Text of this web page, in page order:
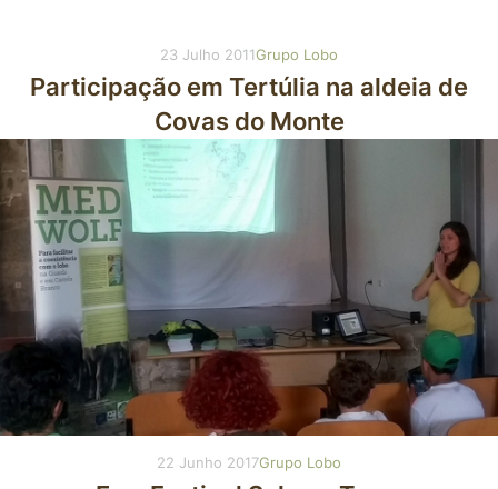
23 Julho 2011Grupo Lobo
Participação em Tertúlia na aldeia de
Covas do Monte
22 Junho 2017Grupo Lobo